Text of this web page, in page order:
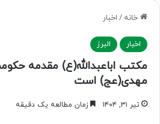
خانه / اخبار
اخبار البرز
مکتب اباعبدالله(ع) مقدمه
مهدی(عج) است
تیر ۳۱, ۱۴۰۴ زمان مطالعه یک دقیقه